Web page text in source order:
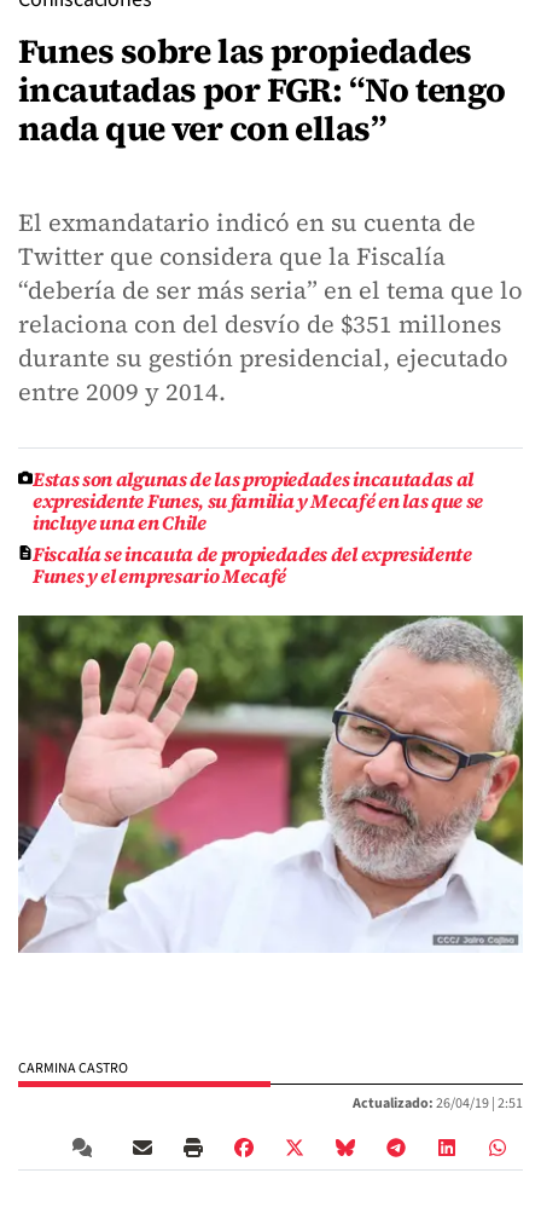
Funes sobre las propiedades
incautadas por FGR: “No tengo
nada que ver con ellas”
El exmandatario indicó en su cuenta de
Twitter que considera que la Fiscalía
“debería de ser más seria” en el tema que lo
relaciona con del desvío de $351 millones
durante su gestión presidencial, ejecutado
entre 2009 y 2014.
Estas son algunas de las propiedades incautadas al
expresidente Funes, su familia y Mecafé en las que se
incluye una en Chile
Fiscalía se incauta de propiedades del expresidente
Funes y el empresario Mecafé
CARMINA CASTRO
Actualizado:26/04/19 |2:51